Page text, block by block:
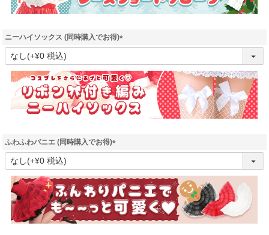
ニーハイソックス (同時購入でお得)
(
須
)
ふわふわパニエ (同時購入でお得)
(
須
)